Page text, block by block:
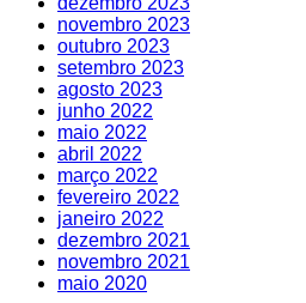
novembro 2023
outubro 2023
setembro 2023
agosto 2023
junho 2022
maio 2022
abril 2022
março 2022
fevereiro 2022
janeiro 2022
dezembro 2021
novembro 2021
maio 2020